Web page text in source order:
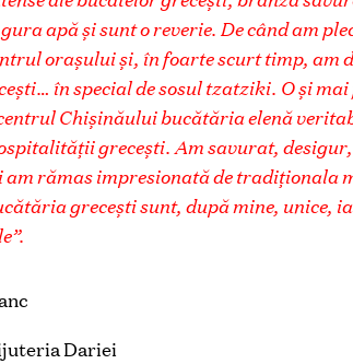
apă şi sunt o reverie. De când am
oraşului şi, în foarte scurt timp, am
în special de sosul tzatziki. O şi
Chişinăului bucătăria elenă
greceşti. Am savurat,
am rămas impresionată de tradiţionala
greceşti sunt, după mine, unice,
Dariei